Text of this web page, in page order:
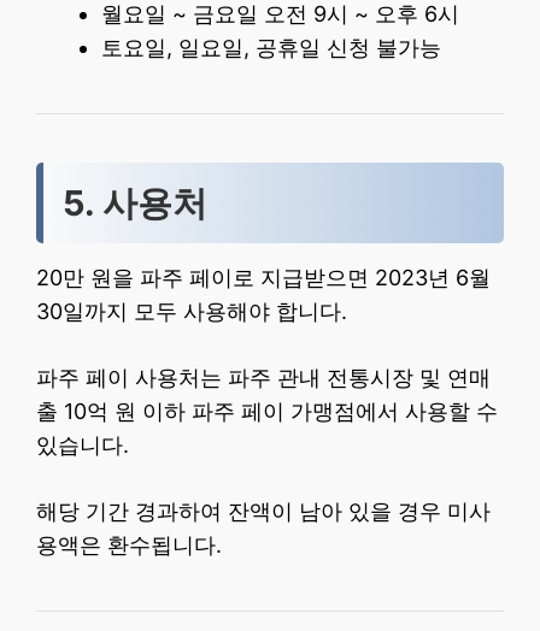
월요일 ~ 금요일 오전 9시 ~ 오후 6시
토요일, 일요일, 공휴일 신청 불가능
5. 사용처
20만 원을 파주 페이로 지급받으면 2023년 6월
30일까지 모두 사용해야 합니다.
파주 페이 사용처는 파주 관내 전통시장 및 연매
출 10억 원 이하 파주 페이 가맹점에서 사용할 수
있습니다.
해당 기간 경과하여 잔액이 남아 있을 경우 미사
용액은 환수됩니다.